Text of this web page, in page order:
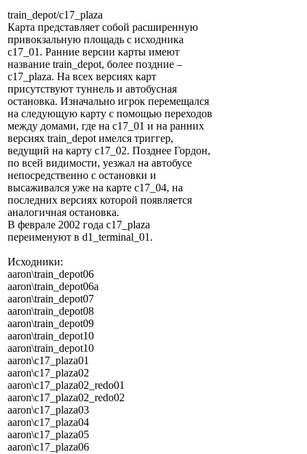
train_depot/c17_plaza
Карта представляет собой расширенную
привокзальную площадь с исходника
c17_01. Ранние версии карты имеют
название train_depot, более поздние –
c17_plaza. На всех версиях карт
присутствуют туннель и автобусная
остановка. Изначально игрок перемещался
на следующую карту с помощью переходов
между домами, где на c17_01 и на ранних
версиях train_depot имелся триггер,
ведущий на карту c17_02. Позднее Гордон,
по всей видимости, уезжал на автобусе
непосредственно с остановки и
высаживался уже на карте c17_04, на
последних версиях которой появляется
аналогичная остановка.
В феврале 2002 года c17_plaza
переименуют в d1_terminal_01.
Исходники:
aaron\train_depot06
aaron\train_depot06a
aaron\train_depot07
aaron\train_depot08
aaron\train_depot09
aaron\train_depot10
aaron\train_depot10
aaron\c17_plaza01
aaron\c17_plaza02
aaron\c17_plaza02_redo01
aaron\c17_plaza02_redo02
aaron\c17_plaza03
aaron\c17_plaza04
aaron\c17_plaza05
aaron\c17_plaza06